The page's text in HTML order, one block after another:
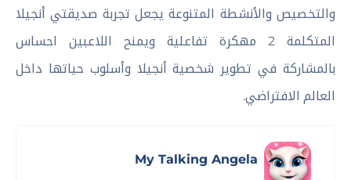
والتخصيص والأنشطة المتنوعة يجعل تجربة صديقتي أنجيلا
المتكلمة 2 مهكرة تفاعلية ويمنح اللاعبين احساس
بالمشاركة في تطوير شخصية أنجيلا وأسلوب حياتها داخل
العالم الافتراضي.
My Talking Angela